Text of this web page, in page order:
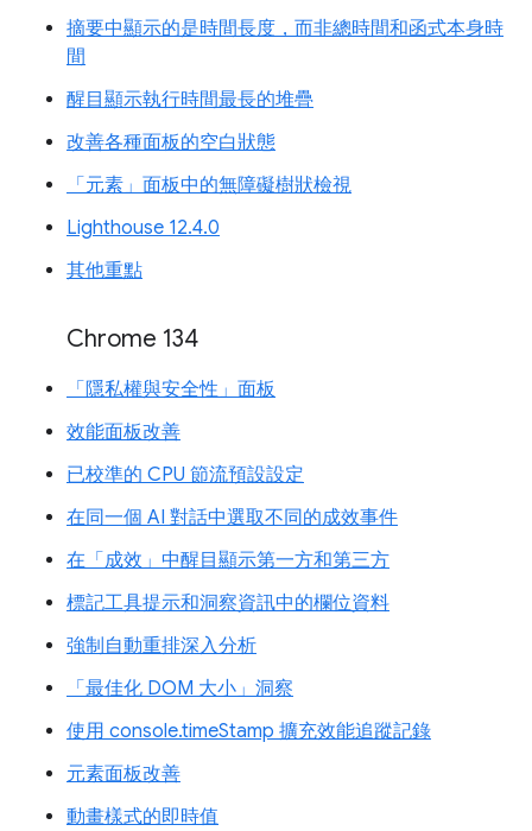
摘要中顯示的是時間長度，而非總時間和函式本身時
間
醒目顯示執行時間最長的堆疊
改善各種面板的空白狀態
「元素」面板中的無障礙樹狀檢視
Lighthouse 12.4.0
其他重點
Chrome 134
「隱私權與安全性」面板
效能面板改善
已校準的 CPU 節流預設設定
在同一個 AI 對話中選取不同的成效事件
在「成效」中醒目顯示第一方和第三方
標記工具提示和洞察資訊中的欄位資料
強制自動重排深入分析
「最佳化 DOM 大小」洞察
使用 console.timeStamp 擴充效能追蹤記錄
元素面板改善
動畫樣式的即時值